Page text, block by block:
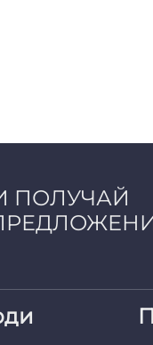
ПОЛУЧАЙ